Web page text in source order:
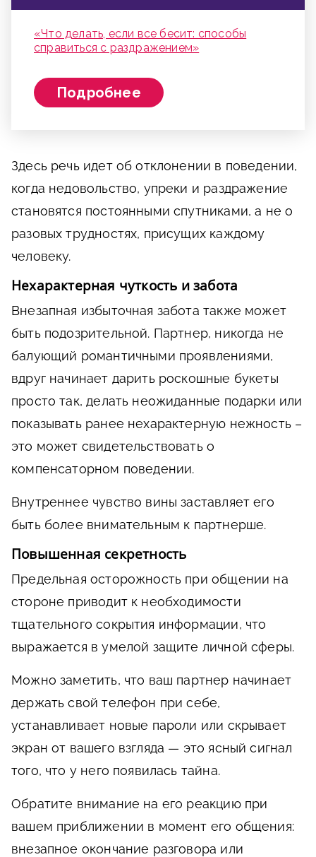
«Что делать, если все бесит: способы
справиться с раздражением»
Подробнее
Здесь речь идет об отклонении в поведении,
когда недовольство, упреки и раздражение
становятся постоянными спутниками, а не о
разовых трудностях, присущих каждому
человеку.
Нехарактерная чуткость и забота
Внезапная избыточная забота также может
быть подозрительной. Партнер, никогда не
балующий романтичными проявлениями,
вдруг начинает дарить роскошные букеты
просто так, делать неожиданные подарки или
показывать ранее нехарактерную нежность –
это может свидетельствовать о
компенсаторном поведении.
Внутреннее чувство вины заставляет его
быть более внимательным к партнерше.
Повышенная секретность
Предельная осторожность при общении на
стороне приводит к необходимости
тщательного сокрытия информации, что
выражается в умелой защите личной сферы.
Можно заметить, что ваш партнер начинает
держать свой телефон при себе,
устанавливает новые пароли или скрывает
экран от вашего взгляда — это ясный сигнал
того, что у него появилась тайна.
Обратите внимание на его реакцию при
вашем приближении в момент его общения:
внезапное окончание разговора или